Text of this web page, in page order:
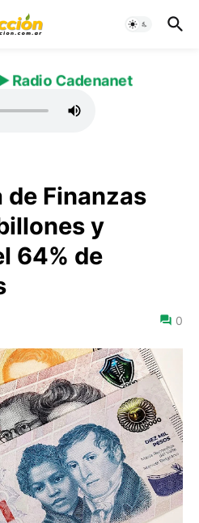
Radio Cadenanet
de Finanzas
y
64% de
0